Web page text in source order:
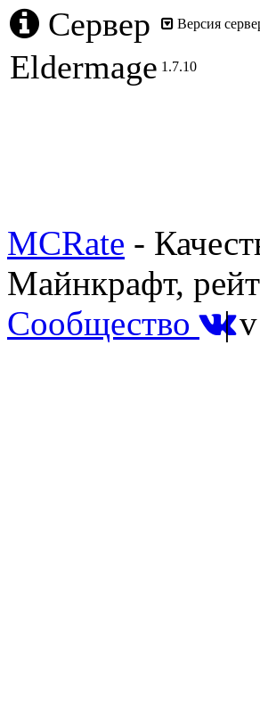
Сервер
Версия
Eldermage 1.7.10
MCRate -
Майнкрафт,
Сообщество |